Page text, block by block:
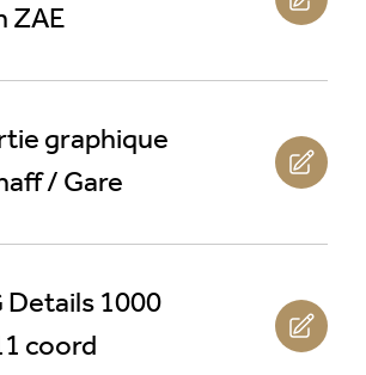
ZAE
graphique
/ Gare
Details 1000
coord